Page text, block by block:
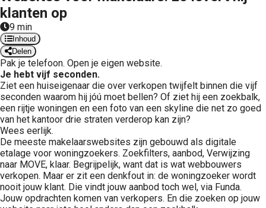
klanten op
9 min
Inhoud
Delen
Pak je telefoon. Open je eigen website.
Je hebt vijf seconden.
Ziet een huiseigenaar die over verkopen twijfelt binnen die vijf
seconden waarom hij jóú moet bellen? Of ziet hij een zoekbalk,
een rijtje woningen en een foto van een skyline die net zo goed
van het kantoor drie straten verderop kan zijn?
Wees eerlijk.
De meeste makelaarswebsites zijn gebouwd als digitale
etalage voor woningzoekers. Zoekfilters, aanbod, Verwijzing
naar MOVE, klaar. Begrijpelijk, want dat is wat webbouwers
verkopen. Maar er zit een denkfout in: de woningzoeker wordt
nooit jouw klant. Die vindt jouw aanbod toch wel, via Funda.
Jouw opdrachten komen van verkopers. En die zoeken op jouw